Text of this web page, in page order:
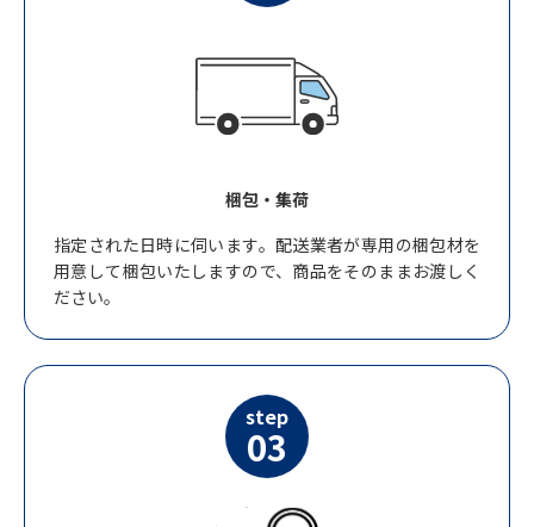
梱包・集荷
指定された日時に伺います。配送業者が専用の梱包材を
用意して梱包いたしますので、商品をそのままお渡しく
ださい。
step
03